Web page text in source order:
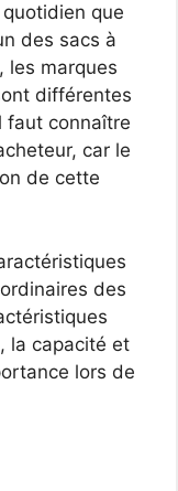
que
des sacs à
les marques
différentes
faut connaître
car le
de cette
des
la capacité et
lors de